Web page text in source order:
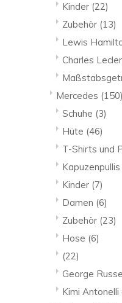
Kinder (22)
Zubehör (13)
Lewis
Charles
Mercedes (150)
Schuhe (3)
Hüte (46)
T-Shirts und
Kapuzenpullis
Kinder (7)
Damen (6)
Zubehör (23)
Hose (6)
(22)
George
Kimi Antonelli